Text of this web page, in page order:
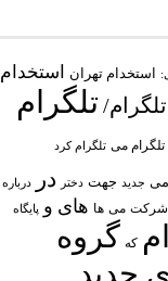
استخدام تهران
استخدام
تلگرام/ تلگرام
تلگرام می تلگرام کرد
جدید جهت دختر در درباره
شرکت می ها های و پایگاه
که گروه
جدید